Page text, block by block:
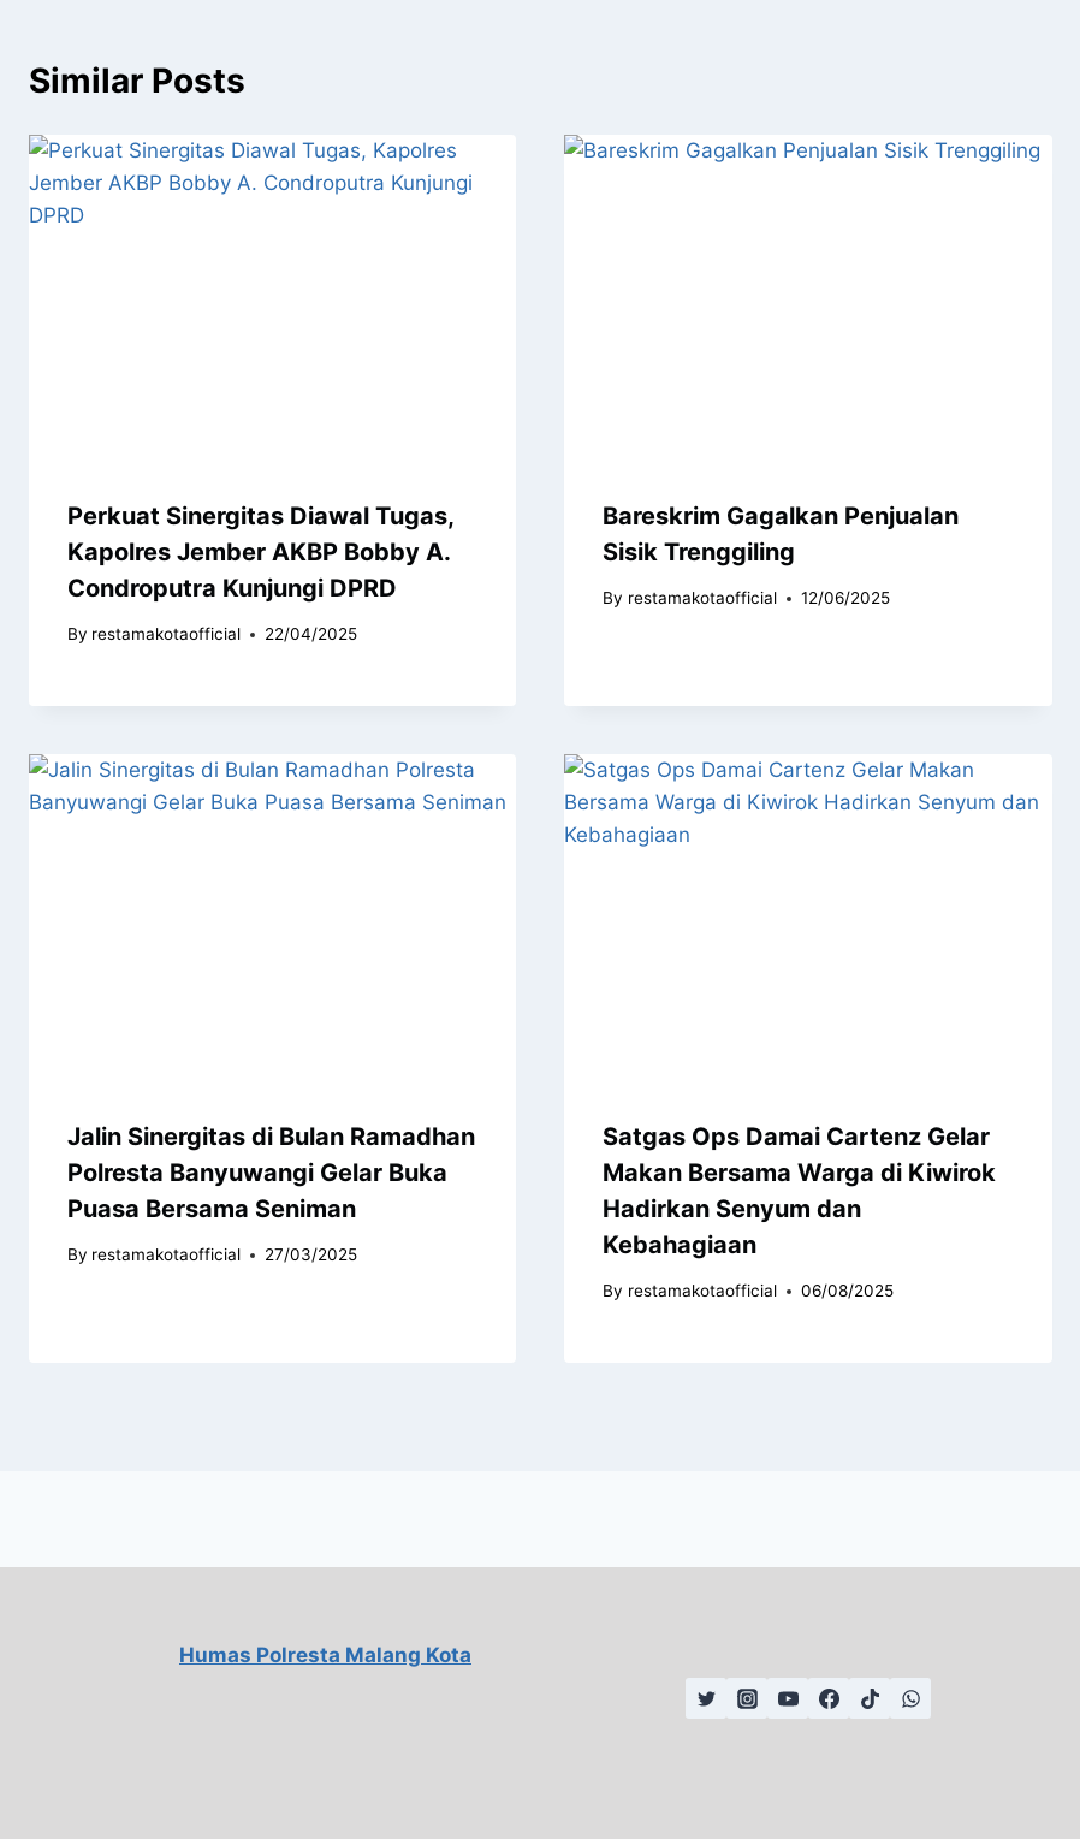
Similar Posts
Perkuat Sinergitas Diawal Tugas,
Kapolres Jember AKBP Bobby A.
Condroputra Kunjungi DPRD
By restamakotaofficial 22/04/2025
Bareskrim Gagalkan Penjualan
Sisik Trenggiling
By restamakotaofficial 12/06/2025
Jalin Sinergitas di Bulan Ramadhan
Polresta Banyuwangi Gelar Buka
Puasa Bersama Seniman
By restamakotaofficial 27/03/2025
Satgas Ops Damai Cartenz Gelar
Makan Bersama Warga di Kiwirok
Hadirkan Senyum dan
Kebahagiaan
By restamakotaofficial 06/08/2025
Humas Polresta Malang Kota